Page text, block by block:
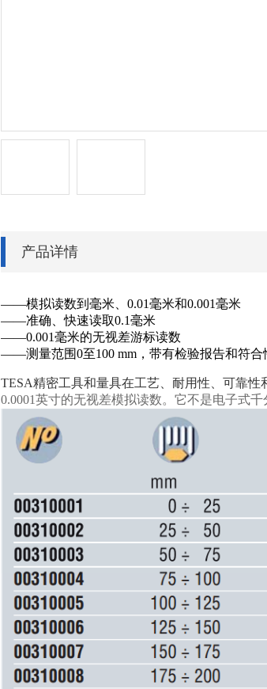
产品详情
——模拟读数到毫米、0.01毫米和0.001毫米
——准确、快速读取0.1毫米
——0.001毫米的无视差游标读数
——测量范围0至100 mm，带有检验报告和符合
TESA精密工具和量具在工艺、耐用性、可靠性
0.0001英寸的无视差模拟读数。它不是电子式